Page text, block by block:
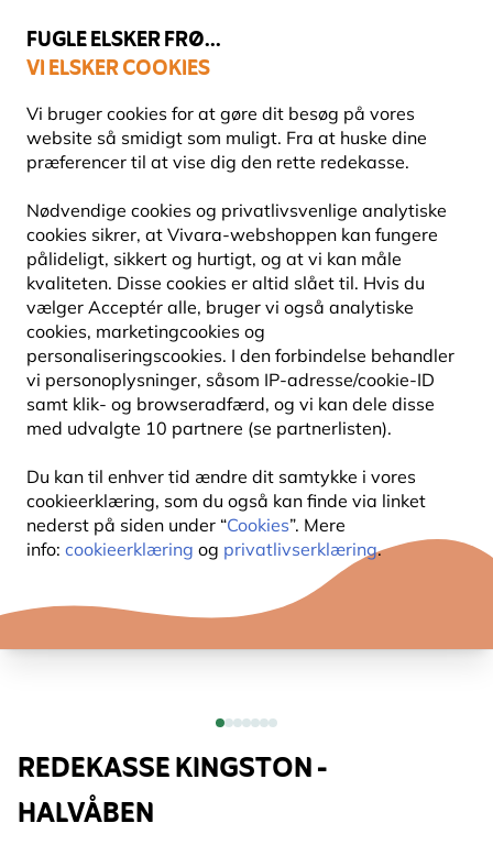
FUGLE ELSKER FRØ...
VI ELSKER COOKIES
Vi bruger cookies for at gøre dit besøg på vores
website så smidigt som muligt. Fra at huske dine
præferencer til at vise dig den rette redekasse.
Nødvendige cookies og privatlivsvenlige analytiske
cookies sikrer, at Vivara-webshoppen kan fungere
pålideligt, sikkert og hurtigt, og at vi kan måle
kvaliteten. Disse cookies er altid slået til. Hvis du
vælger Acceptér alle, bruger vi også analytiske
cookies, marketingcookies og
personaliseringscookies. I den forbindelse behandler
vi personoplysninger, såsom IP-adresse/cookie-ID
samt klik- og browseradfærd, og vi kan dele disse
med udvalgte 10 partnere (se partnerlisten).
Du kan til enhver tid ændre dit samtykke i vores
cookieerklæring, som du også kan finde via linket
nederst på siden under “Cookies”. Mere
info: cookieerklæring og privatlivserklæring.
Topbedømt i 11 lande
Fri fragt over 499 kr.
REDEKASSE KINGSTON -
HALVÅBEN